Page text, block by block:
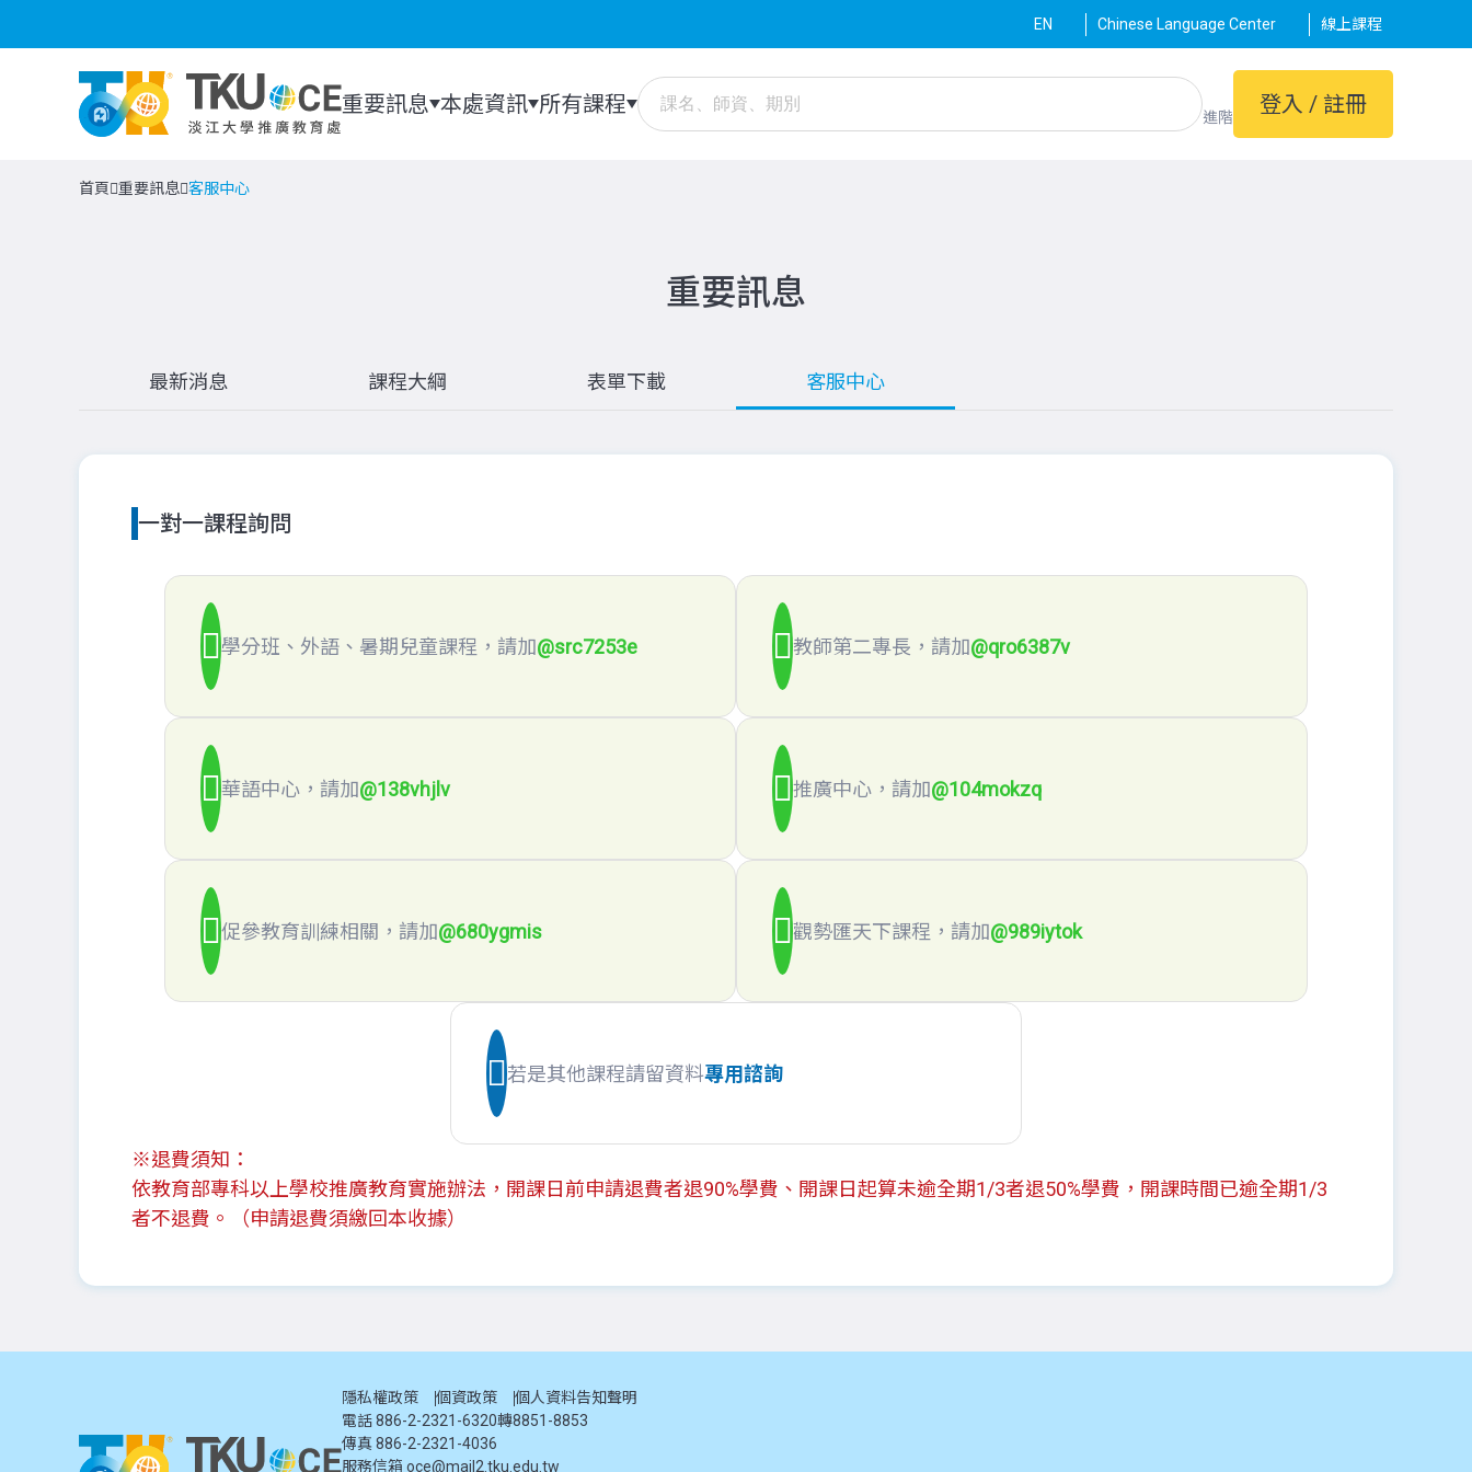
EN Chinese Language Center 線上課程
重要訊息 本處資訊 所有課程 進階 登入 / 註冊
首頁 重要訊息 客服中心
重要訊息
最新消息 課程大綱 表單下載 客服中心
一對一課程詢問
學分班、外語、暑期兒童課程，請加@src7253e 教師第二專長，請加@qro6387v
華語中心，請加@138vhjlv 推廣中心，請加@104mokzq
促參教育訓練相關，請加@680ygmis 觀勢匯天下課程，請加@989iytok
若是其他課程請留資料專用諮詢
※退費須知：
依教育部專科以上學校推廣教育實施辦法，開課日前申請退費者退90%學費、開課日起算未逾全期1/3者退50%學費，開課時間已逾全期1/3
者不退費。（申請退費須繳回本收據）
隱私權政策 個資政策
個人資料告知聲明
電話 886-2-2321-6320轉8851-8853
傳真 886-2-2321-4036
服務信箱 oce@mail2.tku.edu.tw